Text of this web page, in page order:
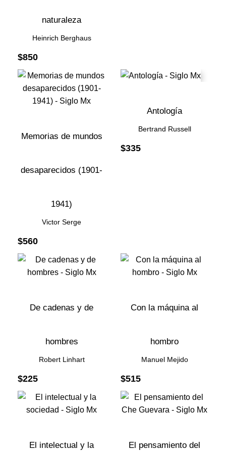
naturaleza
Heinrich Berghaus
$850
Memorias de mundos
desaparecidos (1901-
1941)
Victor Serge
$560
Antología
Bertrand Russell
$335
De cadenas y de
hombres
Robert Linhart
$225
Con la máquina al
hombro
Manuel Mejido
$515
El intelectual y la El pensamiento del